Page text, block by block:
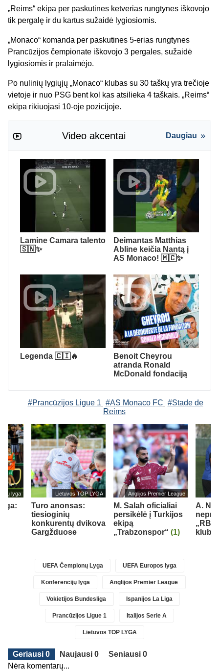
„Reims“ ekipa per paskutines ketverias rungtynes iškovojo
tik pergalę ir du kartus sužaidė lygiosiomis.
„Monaco“ komanda per paskutines 5-erias rungtynes
Prancūzijos čempionate iškovojo 3 pergales, sužaidė
lygiosiomis ir pralaimėjo.
Po nulinių lygiųjų „Monaco“ klubas su 30 taškų yra trečioje
vietoje ir nuo PSG bent kol kas atsilieka 4 taškais. „Reims“
ekipa rikiuojasi 10-oje pozicijoje.
Video akcentai Daugiau
Lamine Camara talento
🇸🇳✨
Deimantas Matthias
Abline keičia Nantą į
AS Monaco! 🇲🇨✨
Legenda 🇨🇮🔥
Benoit Cheyrou
atranda Ronald
McDonald fondaciją
#Prancūzijos Ligue 1 #AS Monaco FC #Stade de
Reims
lyga Lietuvos TOP LYGA
Turo anonsas:
tiesioginių
konkurentų dvikova
Gargžduose
Anglijos Premier League
M. Salah oficialiai
persikėlė į Turkijos
ekipą
„Trabzonspor“ (1)
A.
„RB
UEFA Čempionų Lyga UEFA Europos lyga
Konferencijų lyga Anglijos Premier League
Vokietijos Bundesliga Ispanijos La Liga
Prancūzijos Ligue 1 Italijos Serie A
Lietuvos TOP LYGA
Geriausi 0 Naujausi 0
Seniausi 0
Nėra komentarų...